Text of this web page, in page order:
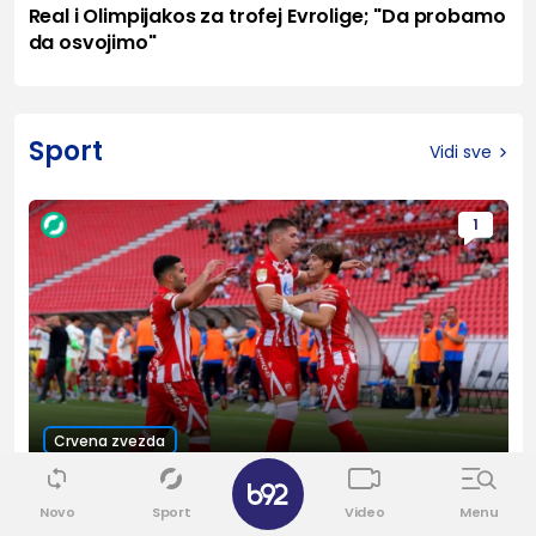
Real i Olimpijakos za trofej Evrolige; "Da probamo
da osvojimo"
Sport Vidi sve
1
Crvena zvezda
UŽIVO
Zvezdi Pazar pred očima, u
Novo Sport Video Menu
✕